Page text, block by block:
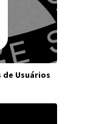
de Usuários